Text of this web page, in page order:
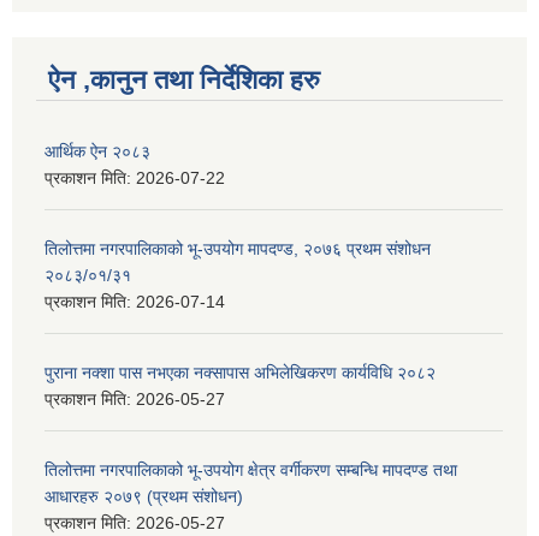
ऐन ,कानुन तथा निर्देशिका हरु
आर्थिक ऐन २०८३
प्रकाशन मिति: 2026-07-22
तिलोत्तमा नगरपालिकाको भू-उपयोग मापदण्ड, २०७६ प्रथम संशोधन
२०८३/०१/३१
प्रकाशन मिति: 2026-07-14
पुराना नक्शा पास नभएका नक्सापास अभिलेखिकरण कार्यविधि २०८२
प्रकाशन मिति: 2026-05-27
तिलोत्तमा नगरपालिकाको भू-उपयोग क्षेत्र वर्गीकरण सम्बन्धि मापदण्ड तथा
आधारहरु २०७९ (प्रथम संशोधन)
प्रकाशन मिति: 2026-05-27